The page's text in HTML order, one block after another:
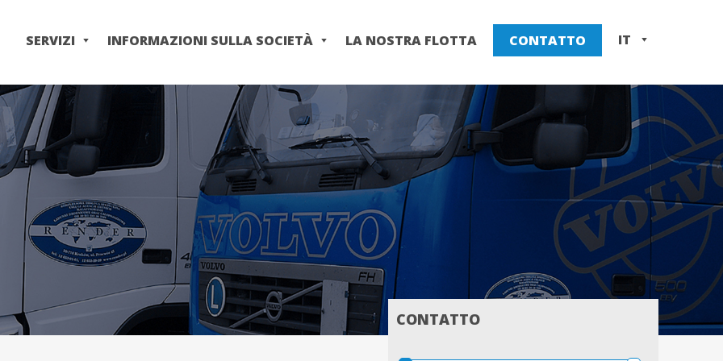
al
SERVIZI INFORMAZIONI SULLA SOCIETÀ LA NOSTRA FLOTTA CONTATTO IT
CONTATTO